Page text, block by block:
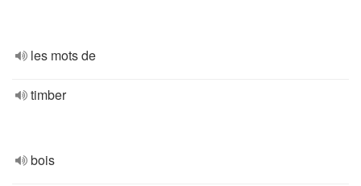
les mots de
timber
bois